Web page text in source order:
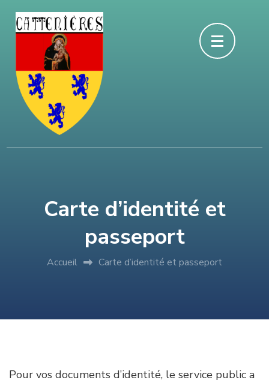
Aller
(Pressez
Entrée)
Carte d’identité et
passeport
Accueil Carte d’identité et passeport
Pour vos documents d’identité, le service public a